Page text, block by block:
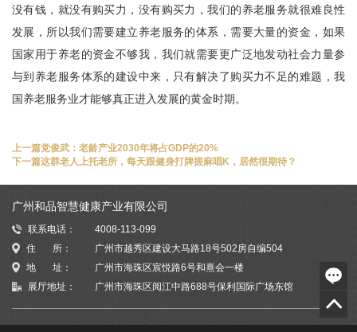
没有钱，就没有购买力，没有购买力，我们的养老服务就很难良性
发展，所以我们需要建立养老服务的体系，需要大量的资金，如果
国家用于养老的资金不够我，我们就需要更广泛地发动社会力量参
与到养老服务体系的建设中来，只有解决了购买力不足的难题，我
国养老服务业才能够真正进入发展的黄金时期。
上一篇党俊武：老龄产业2030年将占GDP的20%
下一篇这群老人上托老所，每天跟健身打牌搓麻唱K，居然很期待？
广州和品智慧健康产业有限公司
联系电话：
4008-113-099
住 所：
广州市越秀区建设大马路18号502房自编504
地 址：
广州市海珠区宸悦路6号和熹会一楼
展厅地址：
广州市海珠区阅江中路688号保利国际广场东馆